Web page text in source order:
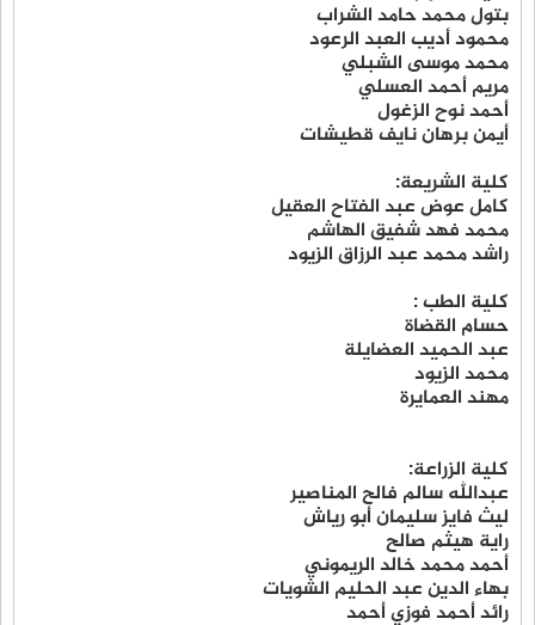
بتول محمد حامد الشراب
محمود أديب العبد الرعود
محمد موسى الشبلي
مريم أحمد العسلي
أحمد نوح الزغول
أيمن برهان نايف قطيشات
كلية الشريعة:
كامل عوض عبد الفتاح العقيل
محمد فهد شفيق الهاشم
راشد محمد عبد الرزاق الزيود
كلية الطب :
حسام القضاة
عبد الحميد العضايلة
محمد الزيود
مهند العمايرة
كلية الزراعة:
عبدالله سالم فالح المناصير
ليث فايز سليمان أبو رياش
راية هيثم صالح
أحمد محمد خالد الريموني
بهاء الدين عبد الحليم الشويات
رائد أحمد فوزي أحمد